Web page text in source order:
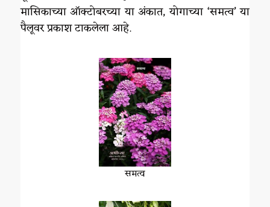
मासिकाच्या ऑक्टोबरच्या या अंकात, योगाच्या ‘समत्व’ या
पैलूवर प्रकाश टाकलेला आहे.
समत्व